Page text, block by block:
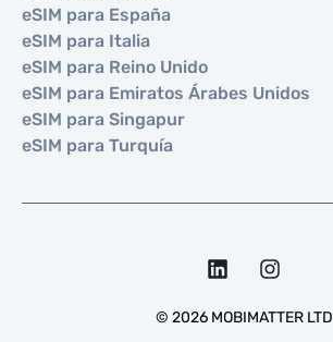
eSIM para España
eSIM para Italia
eSIM para Reino Unido
eSIM para Emiratos Árabes Unidos
eSIM para Singapur
eSIM para Turquía
© 2026MOBIMATTER LTD